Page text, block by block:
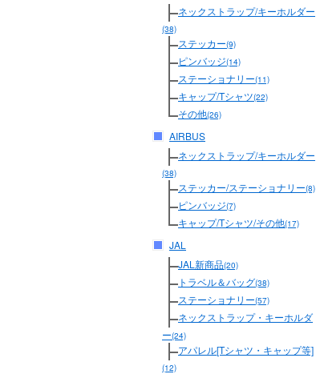
ネックストラップ/キーホルダー
(38)
ステッカー(9)
ピンバッジ(14)
ステーショナリー(11)
キャップ/Tシャツ(22)
その他(26)
AIRBUS
ネックストラップ/キーホルダー
(38)
ステッカー/ステーショナリー(8)
ピンバッジ(7)
キャップ/Tシャツ/その他(17)
JAL
JAL新商品(20)
トラベル＆バッグ(38)
ステーショナリー(57)
ネックストラップ・キーホルダ
ー(24)
アパレル[Tシャツ・キャップ等]
(12)